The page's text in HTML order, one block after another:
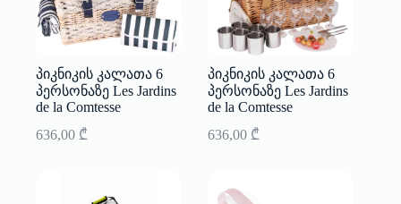
პიკნიკის კალათა 6
პერსონაზე Les Jardins
de la Comtesse
636,00 ₾
პიკნიკის კალათა 6
პერსონაზე Les Jardins
de la Comtesse
636,00 ₾